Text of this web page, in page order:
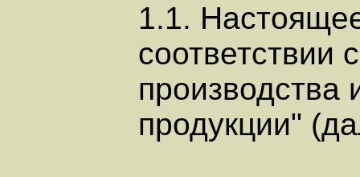
1.1.
соответствии
производства
продукции"